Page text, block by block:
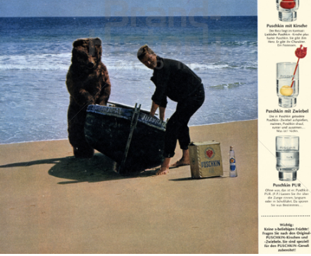
PUSCHKIN Berentzen-Gruppe AG 1965
Bild-ID: 14889